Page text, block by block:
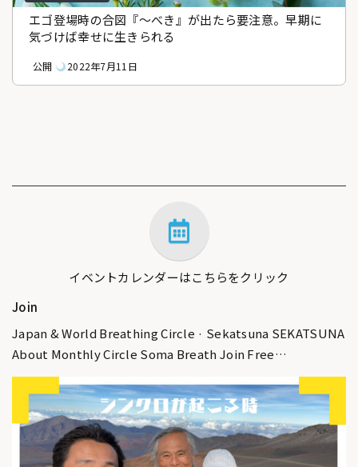
エゴ登場時の合図『〜べき』が出たら要注意。早期に
気づけば幸せに生きられる
公開 2022年7月11日
イベントカレンダーはこちらをクリック
Join
Japan & World Breathing Circle · Sekatsuna SEKATSUNA
About Monthly Circle Soma Breath Join Free…